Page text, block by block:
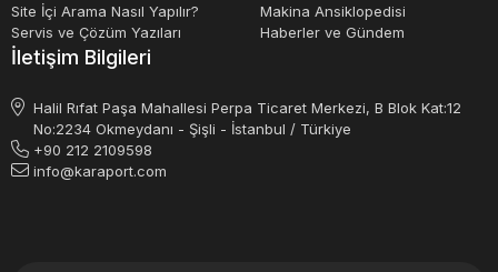
Site İçi Arama Nasıl Yapılır?
Servis ve Çözüm Yazıları
Makina Ansiklopedisi
Haberler ve Gündem
İletişim Bilgileri
Halil Rıfat Paşa Mahallesi Perpa Ticaret Merkezi, B Blok Kat:12
No:2234 Okmeydanı - Şişli - İstanbul / Türkiye
+90 212 2109598
info@karaport.com